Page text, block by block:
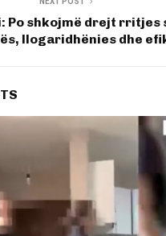
Po shkojmë drejt rritjes
llogaridhënies dhe